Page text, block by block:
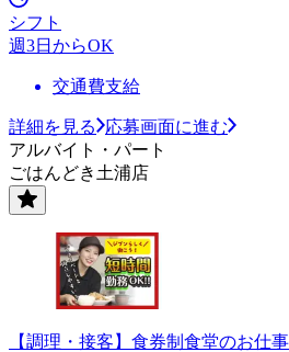
シフト
週3日からOK
交通費支給
詳細を見る
応募画面に進む
アルバイト・パート
ごはんどき土浦店
【調理・接客】食券制食堂のお仕